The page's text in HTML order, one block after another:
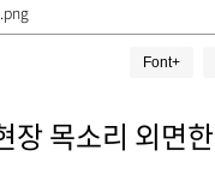
Font+
장 목소리 외면